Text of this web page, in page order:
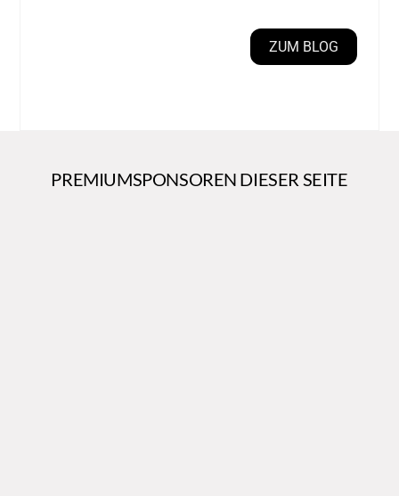
ZUM BLOG
PREMIUMSPONSOREN DIESER SEITE